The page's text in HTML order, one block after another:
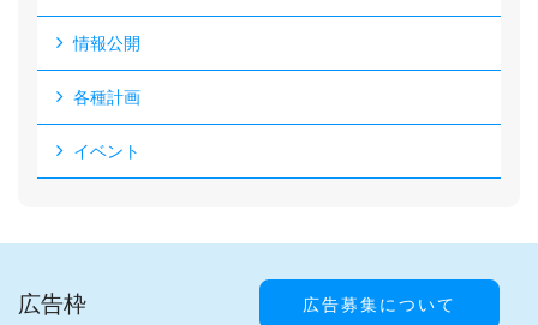
情報公開
各種計画
イベント
広告枠 広告募集について